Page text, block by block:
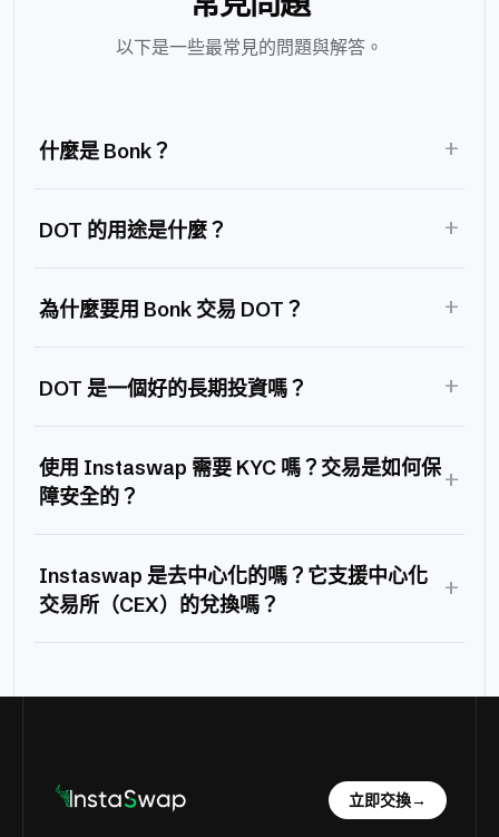
以下是一些最常見的問題與解答。
什麼是 Bonk？ +
DOT 的用途是什麼？ +
為什麼要用 Bonk 交易 DOT？ +
DOT 是一個好的長期投資嗎？ +
使用 Instaswap 需要 KYC 嗎？交易是如何保
障安全的？
+
Instaswap 是去中心化的嗎？它支援中心化
交易所（CEX）的兌換嗎？
+
立即交換→